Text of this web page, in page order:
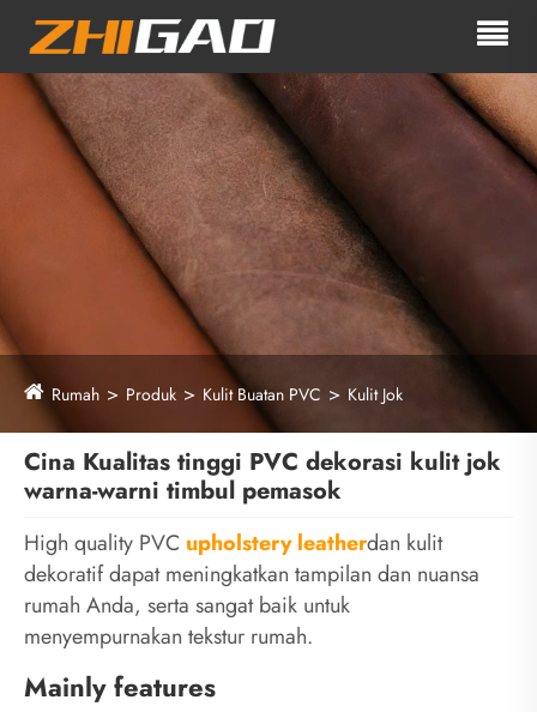
Rumah Produk Kulit Buatan PVC Kulit Jok
Cina Kualitas tinggi PVC dekorasi kulit jok
warna-warni timbul pemasok
High quality PVC upholstery leatherdan kulit
dekoratif dapat meningkatkan tampilan dan nuansa
rumah Anda, serta sangat baik untuk
menyempurnakan tekstur rumah.
Mainly features